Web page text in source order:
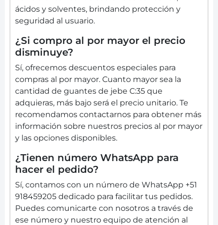
ácidos y solventes, brindando protección y
seguridad al usuario.
¿Si compro al por mayor el precio
disminuye?
Sí, ofrecemos descuentos especiales para
compras al por mayor. Cuanto mayor sea la
cantidad de guantes de jebe C:35 que
adquieras, más bajo será el precio unitario. Te
recomendamos contactarnos para obtener más
información sobre nuestros precios al por mayor
y las opciones disponibles.
¿Tienen número WhatsApp para
hacer el pedido?
Sí, contamos con un número de WhatsApp +51
918459205 dedicado para facilitar tus pedidos.
Puedes comunicarte con nosotros a través de
ese número y nuestro equipo de atención al